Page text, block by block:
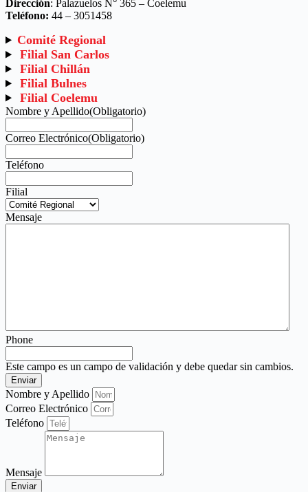
Dirección: Palazuelos N° 365 – Coelemu
Teléfono: 44 – 3051458
Comité Regional
Filial San Carlos
Filial Chillán
Filial Bulnes
Filial Coelemu
Nombre y Apellido(Obligatorio)
Correo Electrónico(Obligatorio)
Teléfono
Filial
Mensaje
Phone
Este campo es un campo de validación y debe quedar sin cambios.
Nombre y Apellido
Correo Electrónico
Teléfono
Mensaje
Enviar